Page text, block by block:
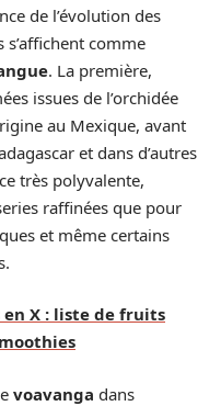
de l’évolution des
comme
. La première,
issues de l’orchidée
au Mexique, avant
et dans d’autres
très polyvalente,
raffinées que pour
et même certains
X : liste de fruits
voavanga dans